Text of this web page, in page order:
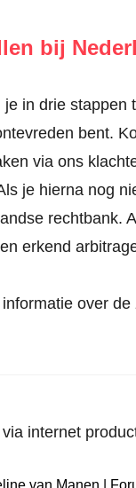
bij
in drie stappen
bent.
via ons
je hierna nog
rechtbank.
erkend
over de
internet